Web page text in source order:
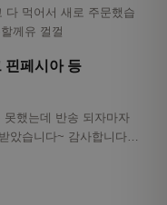
다 먹어서 새로 주문했습
께유 껄껄
핀페시아 등
했는데 반송 되자마자
았습니다~ 감사합니다!